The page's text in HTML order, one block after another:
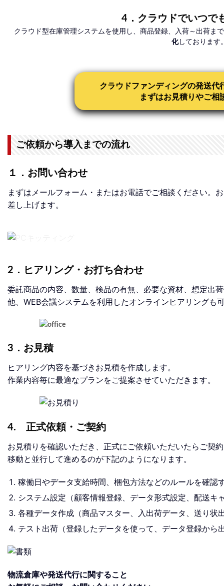
4．クラウドでいつで
クラウド型在庫管理システムを使用し、商品登録、入荷～出荷ま
化しております
クラウドファンディングの発送代
まずはお見積りやご相
ご依頼から導入までの流れ​
１．お問い合わせ
まずはメールフォーム・またはお電話でご相談ください。
差し上げます。
2．ヒアリング・お打ち合わせ
委託商品の内容、数量、検品の有無、必要な資材、想定出
他、WEB会議システムを利用したオンラインヒアリングも
3．お見積
ヒアリング内容を基づきお見積を作成します。
作業内容毎に最適なプランをご提案させていただきます。
4. 正式依頼・ご契約
お見積りを確認いただき、正式にご依頼いただいたらご契
移動と並行して進めるのが下記のようになります。
稼働日やデータ支給時間、梱包方法などのルールを確認
システム設定（顧客情報登録、データ形式設定、配送キ
各種データ作成（商品マスター、入出荷データ、送り状
テスト出荷（登録したデータを使って、データ登録から
物流倉庫や発送代行に関すること